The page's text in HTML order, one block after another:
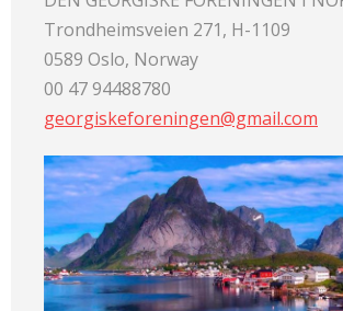
Trondheimsveien 271, H-1109
0589 Oslo, Norway
00 47 94488780
georgiskeforeningen@gmail.com